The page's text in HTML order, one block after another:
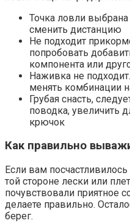
Точка ловли
сменить дистанцию
Не подходит
попробовать
компонента или
Наживка не
менять комбинации
Грубая снасть,
поводка, увеличить
крючок
Как правильно
Если вам
той стороне лески или
почувствовали приятное
делаете правильно.
берег.